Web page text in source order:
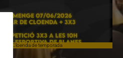
Cloenda de temporada